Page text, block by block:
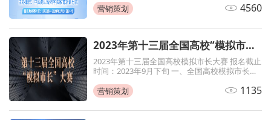
彻落实《关于做好2023年普通高校毕业生到城乡
社区就业工作的通知》（民发〔2023〕30号）文
件精神，深入贯彻落实党中央、国务院关于
营销策划 4560
2023年第十三届全国高校“模拟市长”大赛
2023年第十三届全国高校模拟市长大赛 报名截止
时间：2023年9月下旬 一、全国高校模拟市长大
化研究会政府战略与公共政策研究专业委员会、
中央财经大学政府管理学院主办，中央财经大学
未来公务员之家德育示范基地、中央
营销策划 1135